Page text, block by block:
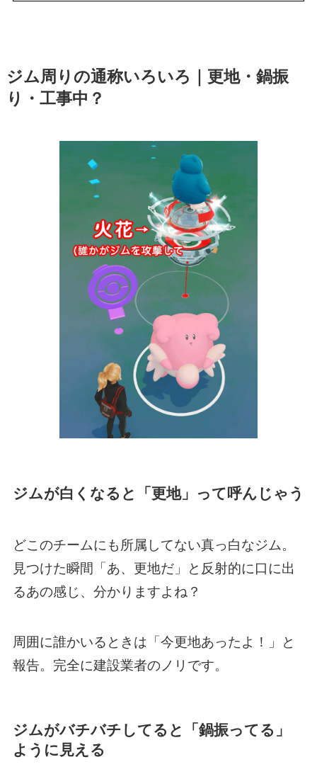
ジム周りの通称いろいろ｜更地・鍋振
り・工事中？
ジムが白くなると「更地」って呼んじゃう
どこのチームにも所属してない真っ白なジム。
見つけた瞬間「あ、更地だ」と反射的に口に出
るあの感じ、分かりますよね？
周囲に誰かいるときは「今更地あったよ！」と
報告。完全に建設業者のノリです。
ジムがバチバチしてると「鍋振ってる」
ように見える